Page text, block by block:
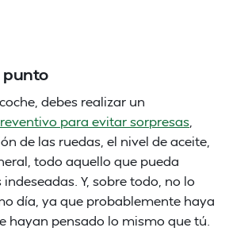
punto
debes realizar un
para evitar sorpresas
de las ruedas, el nivel de aceite,
todo aquello que pueda
Y, sobre todo, no lo
día, ya que probablemente haya
hayan pensado lo mismo que tú.